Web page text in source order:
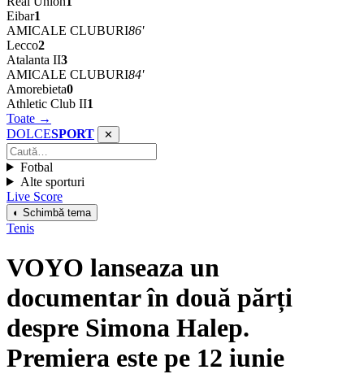
Eibar1
AMICALE CLUBURI86'
Lecco2
Atalanta II3
AMICALE CLUBURI84'
Amorebieta0
Athletic Club II1
Toate →
DOLCESPORT ✕
Fotbal
Alte sporturi
Live Score
◐ Schimbă tema
Tenis
VOYO lanseaza un
documentar în două părți
despre Simona Halep.
Premiera este pe 12 iunie